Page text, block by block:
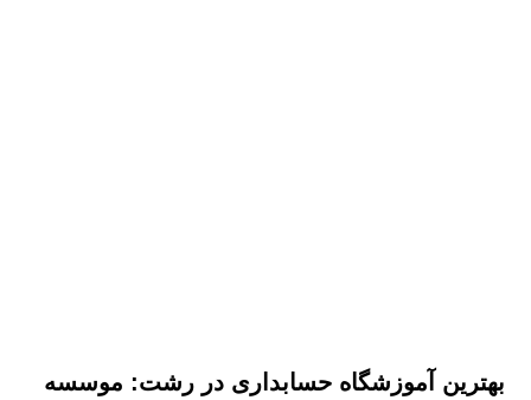
بهترین آموزشگاه حسابداری در رشت: موسسه